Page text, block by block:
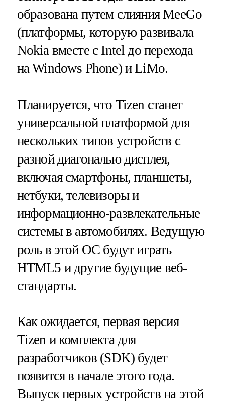
образована путем слияния MeeGo
(платформы, которую развивала
Nokia вместе с Intel до перехода
на Windows Phone) и LiMo.
Планируется, что Tizen станет
универсальной платформой для
нескольких типов устройств с
разной диагональю дисплея,
включая смартфоны, планшеты,
нетбуки, телевизоры и
информационно-развлекательные
системы в автомобилях. Ведущую
роль в этой ОС будут играть
HTML5 и другие будущие веб-
стандарты.
Как ожидается, первая версия
Tizen и комплекта для
разработчиков (SDK) будет
появится в начале этого года.
Выпуск первых устройств на этой